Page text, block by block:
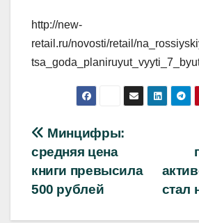
http://new-
retail.ru/novosti/retail/
Навигация
по
записям
стал
Минцифры:
средняя цена
книги превысила
500 рублей